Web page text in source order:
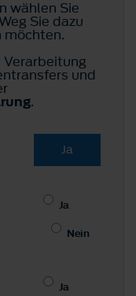
wählen Sie
Sie dazu
möchten.
und
.
Ja
Ja
Nein
Ja